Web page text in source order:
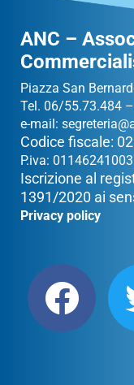
ANC –
Piazza San
Tel. 06/55.73.484
e-mail:
Codice fiscale:
P.iva: 01146241003
Iscrizione al
1391/2020 ai
Privacy policy